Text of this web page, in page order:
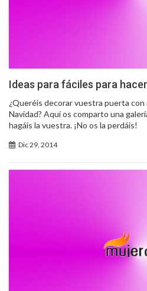
Ideas para fáciles para
¿Queréis decorar vuestra puerta con
Navidad? Aquí os comparto una
hagáis la vuestra. ¡No os la perdáis!
Dic 29, 2014